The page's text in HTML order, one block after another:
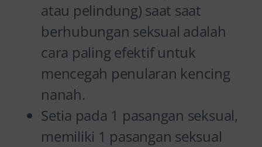
atau pelindung) saat saat
berhubungan seksual adalah
cara paling efektif untuk
mencegah penularan kencing
nanah.
Setia pada 1 pasangan seksual,
memiliki 1 pasangan seksual